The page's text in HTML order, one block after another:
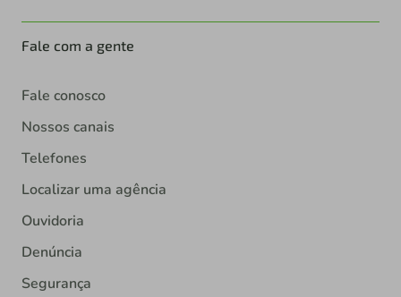
Fale com a gente
Fale conosco
Nossos canais
Telefones
Localizar uma agência
Ouvidoria
Denúncia
Segurança